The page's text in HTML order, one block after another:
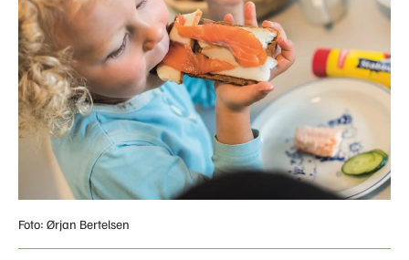
Foto: Ørjan Bertelsen